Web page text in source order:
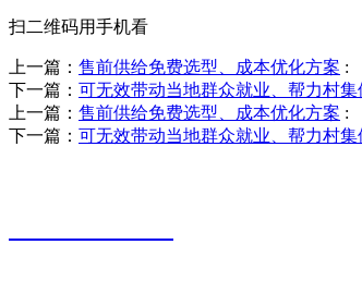
扫二维码用手机看
上一篇： 售前供给免费选型、成本优化方案 :
下一篇： 可无效带动当地群众就业、帮力村集
上一篇： 售前供给免费选型、成本优化方案 :
下一篇： 可无效带动当地群众就业、帮力村集